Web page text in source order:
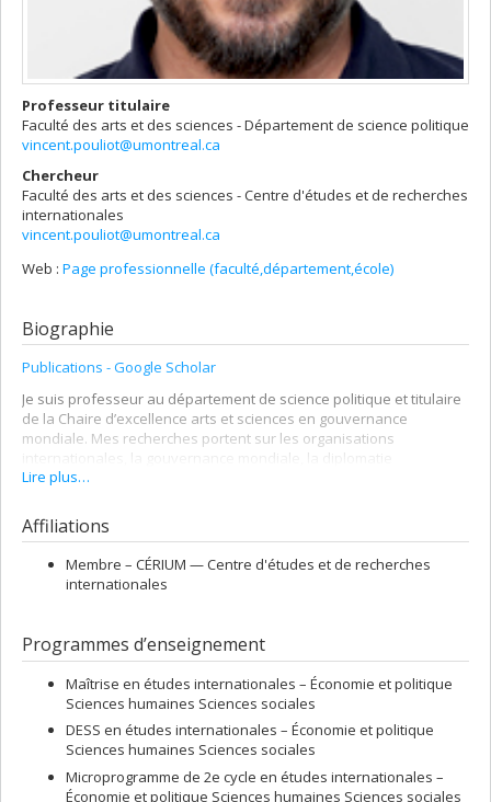
Professeur titulaire
Faculté des arts et des sciences - Département de science politique
vincent.pouliot@umontreal.ca
Chercheur
Faculté des arts et des sciences - Centre d'études et de recherches
internationales
vincent.pouliot@umontreal.ca
Web : Page professionnelle (faculté,département,école)
Biographie
Publications - Google Scholar
Je suis professeur au département de science politique et titulaire
de la Chaire d’excellence arts et sciences en gouvernance
mondiale. Mes recherches portent sur les organisations
internationales, la gouvernance mondiale, la diplomatie
multilatérale et l’histoire globale. De manière générale, je cherche à
moderne de « mise en administration du monde » sous l’angle de
ses rapports de force changeants.
Je travaille présentement sur deux projets de livres :
international;
l’évolution et la précarisation de l’organisation du travail
dans la gouvernance mondiale, notamment à l’ONU.
La liste complète de mes publications se trouveici. Mon dernier
article, intitulé " Can IR Hear? Grasping the Global Politics of
Mon plus récent livre,Comment s’élabore une politique mondiale.
Lire plus…
Affiliations
Membre – CÉRIUM — Centre d'études et de recherches
internationales
Programmes d’enseignement
Maîtrise en études internationales – Économie et politique
Sciences humaines Sciences sociales
DESS en études internationales – Économie et politique
Sciences humaines Sciences sociales
Microprogramme de 2e cycle en études internationales –
Économie et politique Sciences humaines Sciences sociales